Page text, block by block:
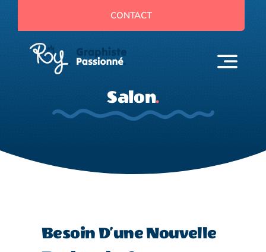
contenu
CONTACT
Salon.
Besoin D’une Nouvelle